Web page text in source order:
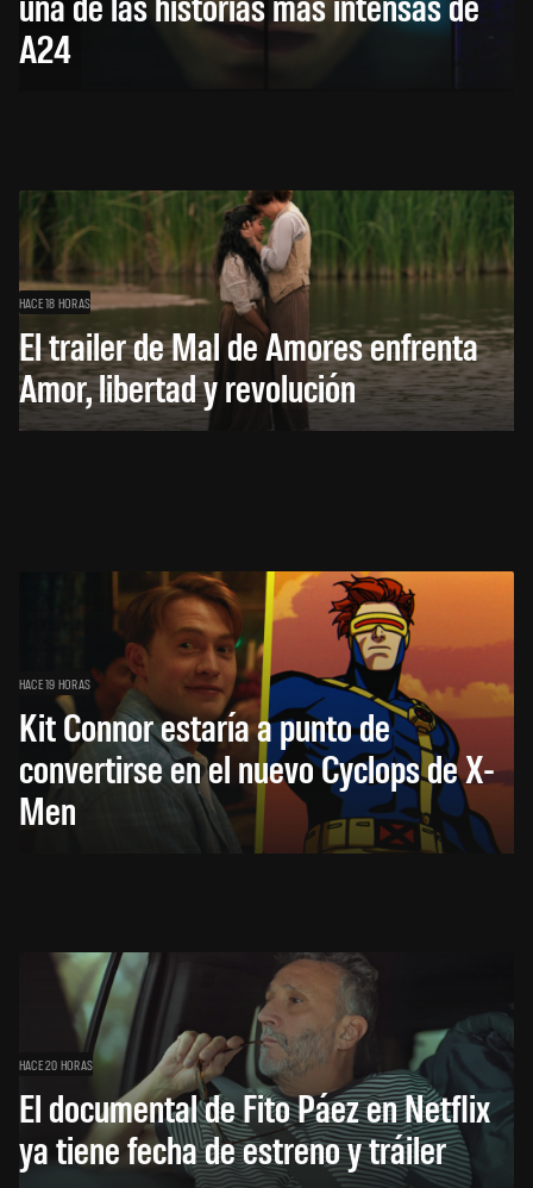
A24
HACE 18 HORAS
El trailer de Mal de Amores enfrenta
Amor, libertad y revolución
HACE 19 HORAS
Kit Connor estaría a punto de
convertirse en el nuevo Cyclops de X-
Men
HACE 20 HORAS
El documental de Fito Páez en Netflix
ya tiene fecha de estreno y tráiler